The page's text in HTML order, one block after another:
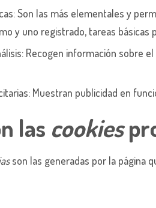
Son las más elementales y
y uno registrado, tareas
Recogen información sobre
Muestran publicidad en
las cookies
son las generadas por la página